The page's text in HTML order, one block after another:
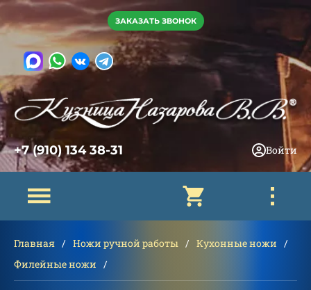
ЗАКАЗАТЬ ЗВОНОК
+7 (910) 134 38-31 Войти
Главная Ножи ручной работы
Кухонные ножи
Филейные ножи